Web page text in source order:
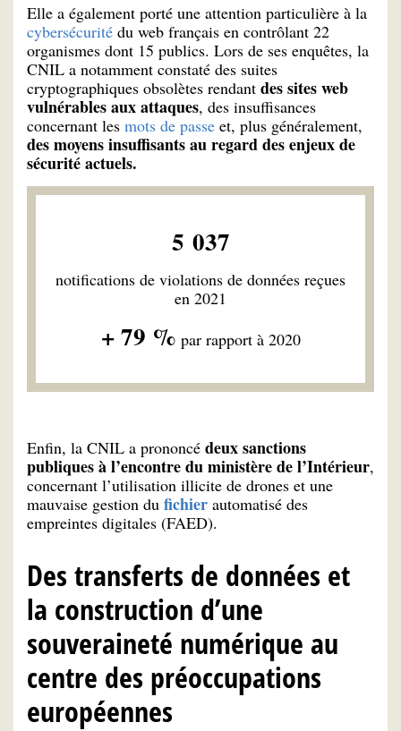
Elle a également porté une attention particulière à la
cybersécurité du web français en contrôlant 22
organismes dont 15 publics. Lors de ses enquêtes, la
CNIL a notamment constaté des suites
cryptographiques obsolètes rendant des sites web
vulnérables aux attaques, des insuffisances
concernant les mots de passe et, plus généralement,
des moyens insuffisants au regard des enjeux de
sécurité actuels.
5 037
notifications de violations de données reçues
en 2021
+ 79 % par rapport à 2020
Enfin, la CNIL a prononcé deux sanctions
publiques à l’encontre du ministère de l’Intérieur,
concernant l’utilisation illicite de drones et une
mauvaise gestion du fichier automatisé des
empreintes digitales (FAED).
Des transferts de données et
la construction d’une
souveraineté numérique au
centre des préoccupations
européennes